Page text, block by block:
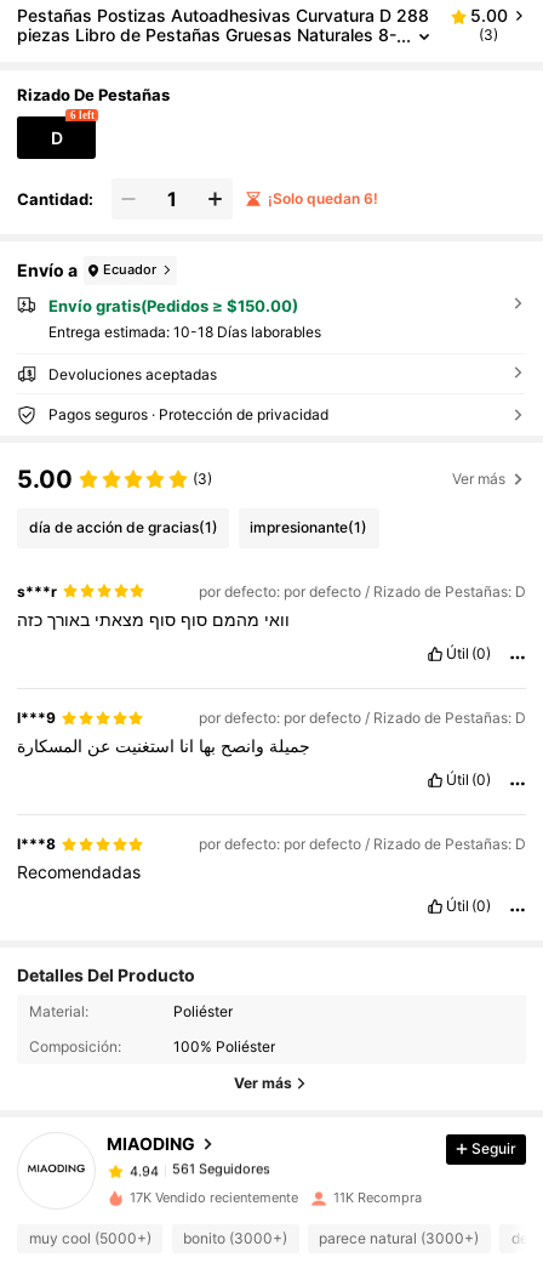
Pestañas Postizas Autoadhesivas Curvatura D 288
piezas Libro de Pestañas Gruesas Naturales 8-
5.00
(3)
Rizado De Pestañas
D
6 left
Cantidad: ¡Solo quedan 6!
Envío a Ecuador
Envío gratis(Pedidos ≥ $150.00)
Entrega estimada: 10-18 Días laborables
Devoluciones aceptadas
Pagos seguros · Protección de privacidad
5.00 (3) Ver más
día de acción de gracias(1) impresionante(1)
s***r por defecto: por defecto / Rizado de Pestañas: D
וואי מהמם סוף סוף מצאתי באורך כזה
Útil (0)
l***9 por defecto: por defecto / Rizado de Pestañas: D
جميلة وانصح بها انا استغنيت عن المسكارة
Útil (0)
l***8 por defecto: por defecto / Rizado de Pestañas: D
Recomendadas
Útil (0)
Detalles Del Producto
Material:
Poliéster
Composición:
100% Poliéster
Ver más
MIAODING
561 Seguidores
561 Seguidores
561 Seguidores
4.94
4.94 561 Seguidores
561 Seguidores
4.94 561 Seguidores
Seguir
17K Vendido recientemente 11K Recompra
muy cool (5000+) bonito (3000+) parece natural (3000+) de